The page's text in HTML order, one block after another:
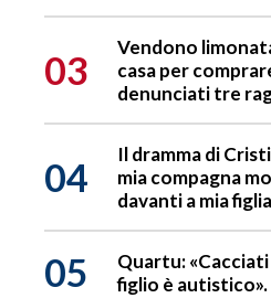
03
Vendono
casa per
denunciati tre
04
Il dramma di
mia compagna
davanti a mia
05
Quartu:
figlio è